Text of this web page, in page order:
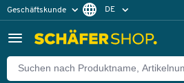
Geschäftskunde DE
Zurück